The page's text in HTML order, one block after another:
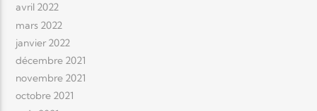
avril 2022
mars 2022
janvier 2022
décembre 2021
novembre 2021
octobre 2021